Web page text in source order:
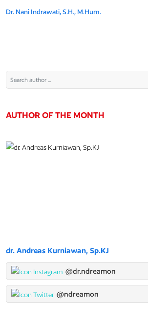
Dr. Nani Indrawati, S.H., M.Hum.
AUTHOR OF THE MONTH
dr. Andreas Kurniawan, Sp.KJ
@dr.ndreamon
@ndreamon